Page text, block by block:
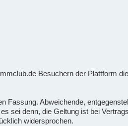
Besuchern der Plattform die
Fassung. Abweichende,
sei denn, die Geltung ist bei
widersprochen.